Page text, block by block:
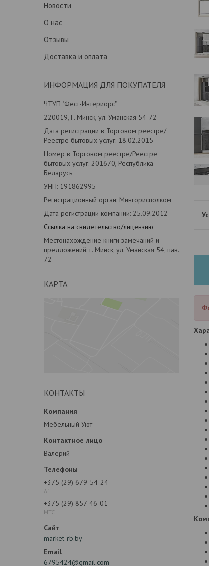
Новости
О нас
Отзывы
Доставка и оплата
ИНФОРМАЦИЯ ДЛЯ ПОКУПАТЕЛЯ
ЧТУП "Фест-Интериорс"
220019, Г. Минск, ул. Уманская 54-72
Дата регистрации в Торговом реестре/
Реестре бытовых услуг: 18.02.2015
Номер в Торговом реестре/Реестре
бытовых услуг: 201670, Республика
Беларусь
УНП: 191862995
Регистрационный орган: Мингорисполком
Дата регистрации компании: 25.09.2012
Ссылка на свидетельство/лицензию
Местонахождение книги замечаний и
предложений: г. Минск, ул. Уманская 54, пав.
72
КАРТА
КОНТАКТЫ
Мебельный Уют
Валерий
+375 (29) 679-54-24
А1
+375 (29) 857-46-01
МТС
market-rb.by
6795424@gmail.com